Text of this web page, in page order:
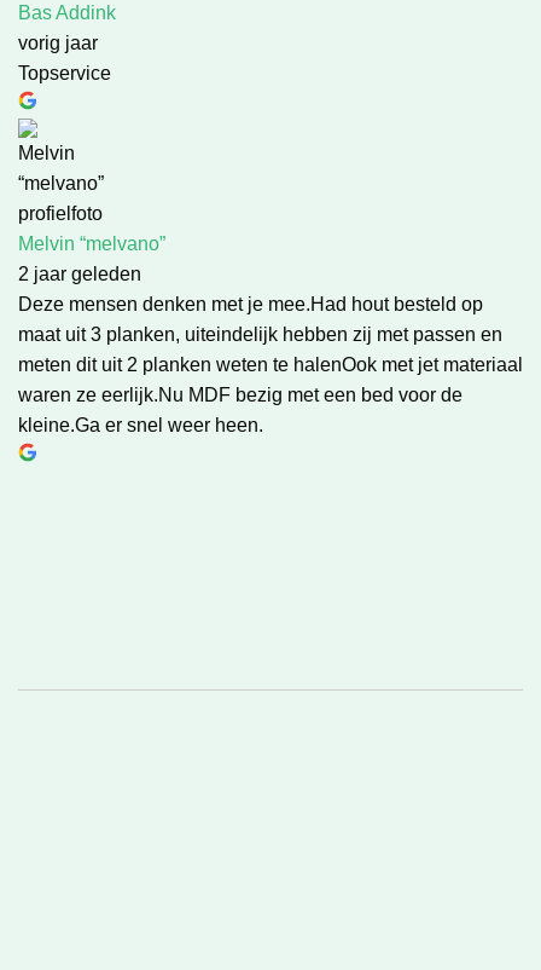
Bas Addink
vorig jaar
Topservice
Melvin “melvano”
2 jaar geleden
Deze mensen denken met je mee.Had hout besteld op
maat uit 3 planken, uiteindelijk hebben zij met passen en
meten dit uit 2 planken weten te halenOok met jet materiaal
waren ze eerlijk.Nu MDF bezig met een bed voor de
kleine.Ga er snel weer heen.